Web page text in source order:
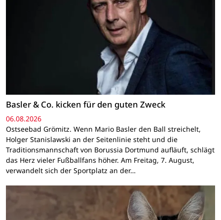
Basler & Co. kicken für den guten Zweck
06.08.2026
Ostseebad Grömitz. Wenn Mario Basler den Ball streichelt,
Holger Stanislawski an der Seitenlinie steht und die
Traditionsmannschaft von Borussia Dortmund aufläuft, schlägt
das Herz vieler Fußballfans höher. Am Freitag, 7. August,
verwandelt sich der Sportplatz an der…